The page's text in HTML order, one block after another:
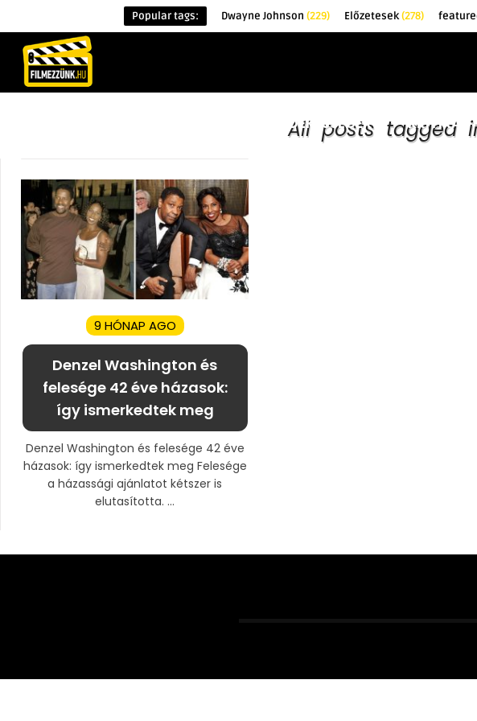
Popular tags: Dwayne Johnson (229) Előzetesek(278)
ÉRDEKESSÉGEK KRITIKÁK
All posts tagged
9 HÓNAP AGO
Denzel Washington és
felesége 42 éve házasok:
így ismerkedtek meg
Denzel Washington és felesége 42 éve
házasok: így ismerkedtek meg Felesége
a házassági ajánlatot kétszer is
elutasította. ...